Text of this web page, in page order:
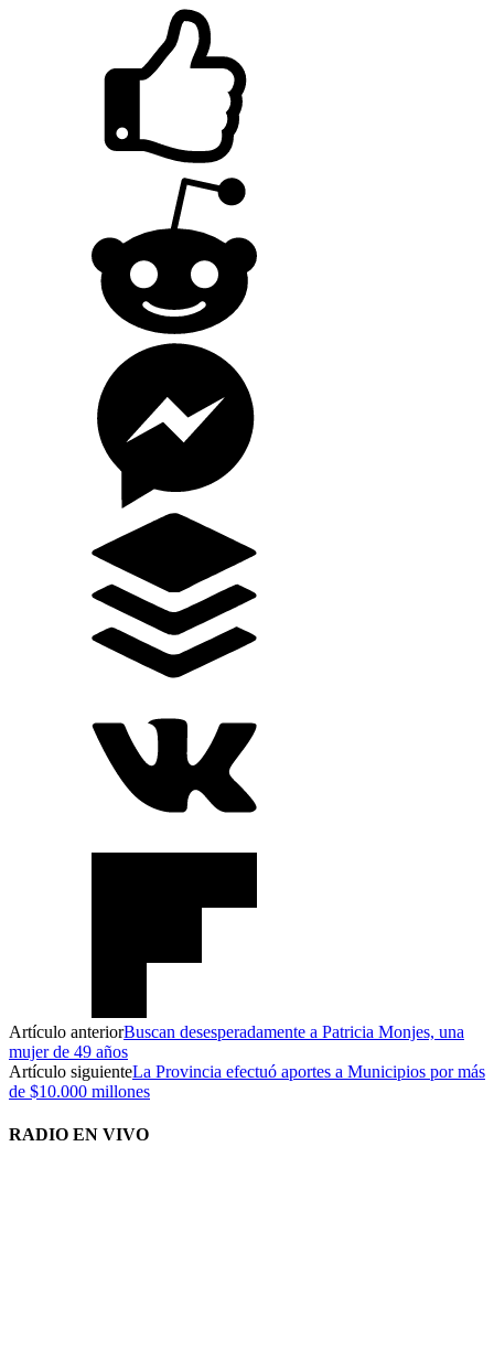
Artículo anteriorBuscan desesperadamente a Patricia Monjes, una
mujer de 49 años
Artículo siguienteLa Provincia efectuó aportes a Municipios por más
de $10.000 millones
RADIO EN VIVO